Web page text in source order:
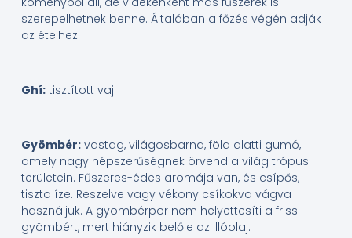
szerepelhetnek benne. Általában a főzés végén adják
az ételhez.
Ghí:tisztított vaj
Gyömbér:vastag, világosbarna, föld alatti gumó,
amely nagy népszerűségnek örvend a világ trópusi
területein. Fűszeres-édes aromája van, és csípős,
tiszta íze. Reszelve vagy vékony csíkokva vágva
használjuk. A gyömbérpor nem helyettesíti a friss
gyömbért, mert hiányzik belőle az illóolaj.